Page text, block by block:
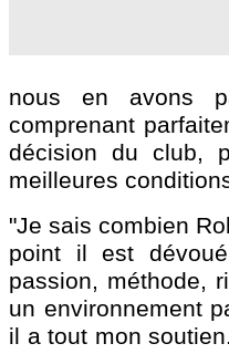
nous en avons
comprenant
décision du club,
meilleures
"Je sais combien
point il est
passion, méthode,
un environnement
il a tout mon